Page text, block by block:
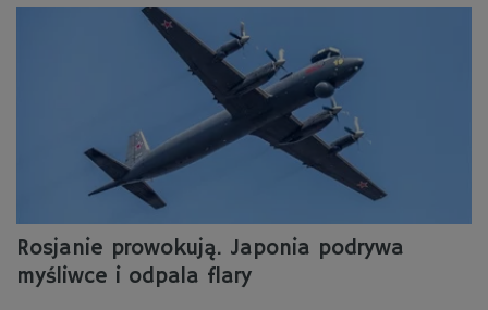
Rosjanie prowokują. Japonia podrywa
myśliwce i odpala flary